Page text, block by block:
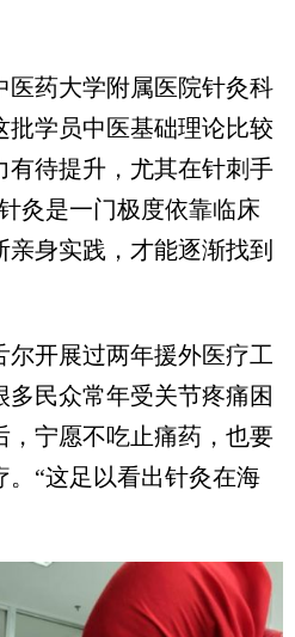
药大学附属医院针灸科
批学员中医基础理论比较
有待提升，尤其在针刺手
灸是一门极度依靠临床
亲身实践，才能逐渐找到
开展过两年援外医疗工
民众常年受关节疼痛困
，宁愿不吃止痛药，也要
“这足以看出针灸在海